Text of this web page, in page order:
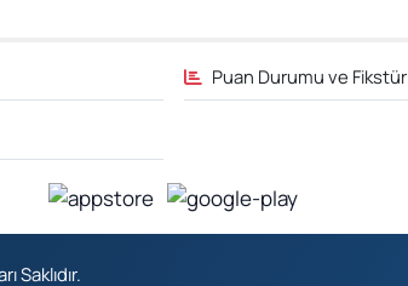
Puan Durumu ve Fikstür
Saklıdır.